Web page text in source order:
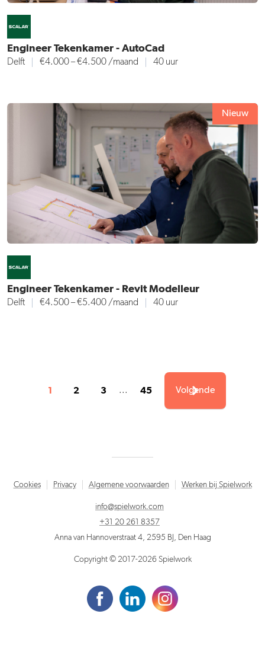
Engineer Tekenkamer - AutoCad
Delft €4.000 – €4.500 /maand 40 uur
Nieuw
Engineer Tekenkamer - Revit Modelleur
Delft €4.500 – €5.400 /maand 40 uur
1 2 3 ... 45 Volgende
Cookies Privacy Algemene voorwaarden Werken bij Spielwork
info@spielwork.com
+31 20 261 8357
Anna van Hannoverstraat 4, 2595 BJ, Den Haag
Copyright © 2017-2026 Spielwork